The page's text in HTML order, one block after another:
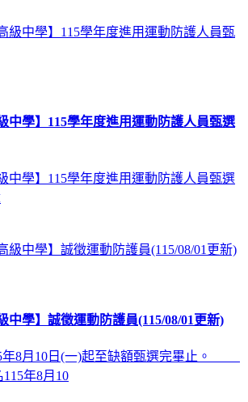
中學】115學年度進用運動防護人員甄選
中學】115學年度進用運動防護人員甄選
中學】誠徵運動防護員(115/08/01更新)
年8月10日(一)起至缺額甄選完畢止。
年8月10